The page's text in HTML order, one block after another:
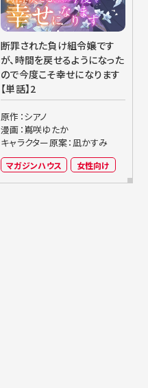
断罪された負け組令嬢です
が、時間を戻せるようになった
ので今度こそ幸せになります
【単話】2
原作：シアノ
漫画：嶌咲ゆたか
キャラクター原案：凪かすみ
マガジンハウス 女性向け